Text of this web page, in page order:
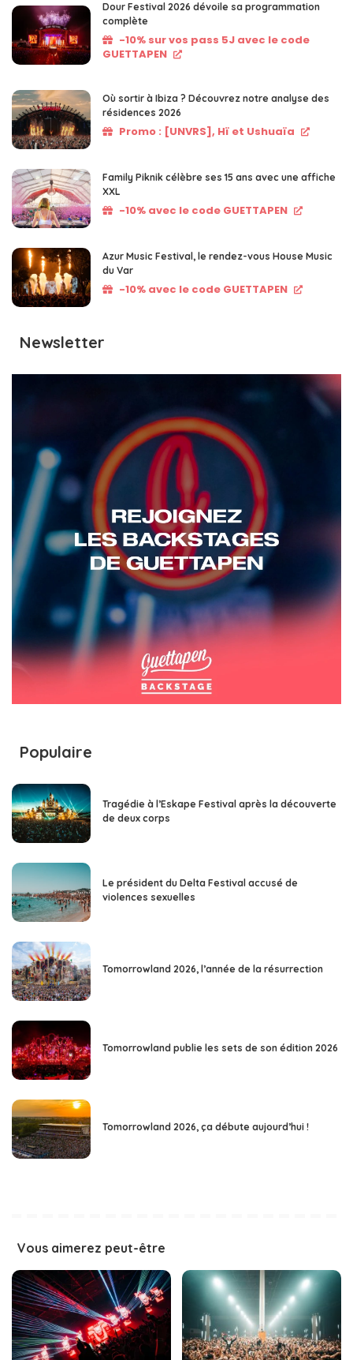
Dour Festival 2026 dévoile sa programmation
complète
-10% sur vos pass 5J avec le code
GUETTAPEN
Où sortir à Ibiza ? Découvrez notre analyse des
résidences 2026
Promo : [UNVRS], Hï et Ushuaïa
Family Piknik célèbre ses 15 ans avec une affiche
XXL
-10% avec le code GUETTAPEN
Azur Music Festival, le rendez-vous House Music
du Var
-10% avec le code GUETTAPEN
Newsletter
Populaire
Tragédie à l’Eskape Festival après la découverte
de deux corps
Le président du Delta Festival accusé de
violences sexuelles
Tomorrowland 2026, l’année de la résurrection
Tomorrowland publie les sets de son édition 2026
Tomorrowland 2026, ça débute aujourd’hui !
Vous aimerez peut-être